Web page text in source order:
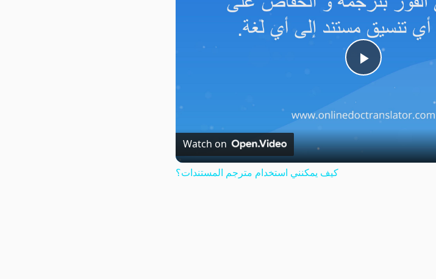
Play
Video
Watch on
كيف يمكنني استخدام مترجم المستندات؟